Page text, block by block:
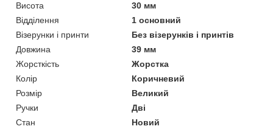
Висота
30 мм
Відділення
1 основний
Візерунки і принти
Без візерунків і принтів
Довжина
39 мм
Жорсткість
Жорстка
Колір
Коричневий
Розмір
Великий
Ручки
Дві
Стан
Новий